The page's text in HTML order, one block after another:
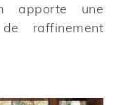
apporte une
raffinement